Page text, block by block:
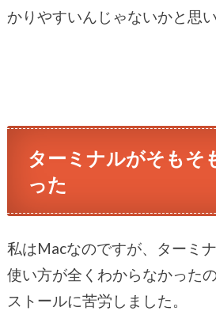
かりやすいんじゃないかと思い
ターミナルがそもそ
った
私はMacなのですが、ターミ
使い方が全くわからなかった
ストールに苦労しました。